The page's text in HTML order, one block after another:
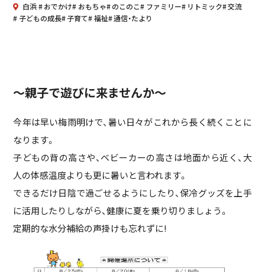
白浜 おでかけ おもちゃ のこのこ ファミリー リトミック
交流
子どもの成長
子育て 福祉 通信・たより
～親子で遊びに来ませんか～
今年は早い梅雨明けで、暑い日々がこれから長く続くことに
なります。
子どもの背の高さや、ベビーカーの高さは地面から近く、大
人の体感温度よりも更に暑いと言われます。
できるだけ日陰で過ごせるようにしたり、保冷グッズを上手
に活用したりしながら、健康に夏を乗り切りましょう。
定期的な水分補給の声掛けも忘れずに!